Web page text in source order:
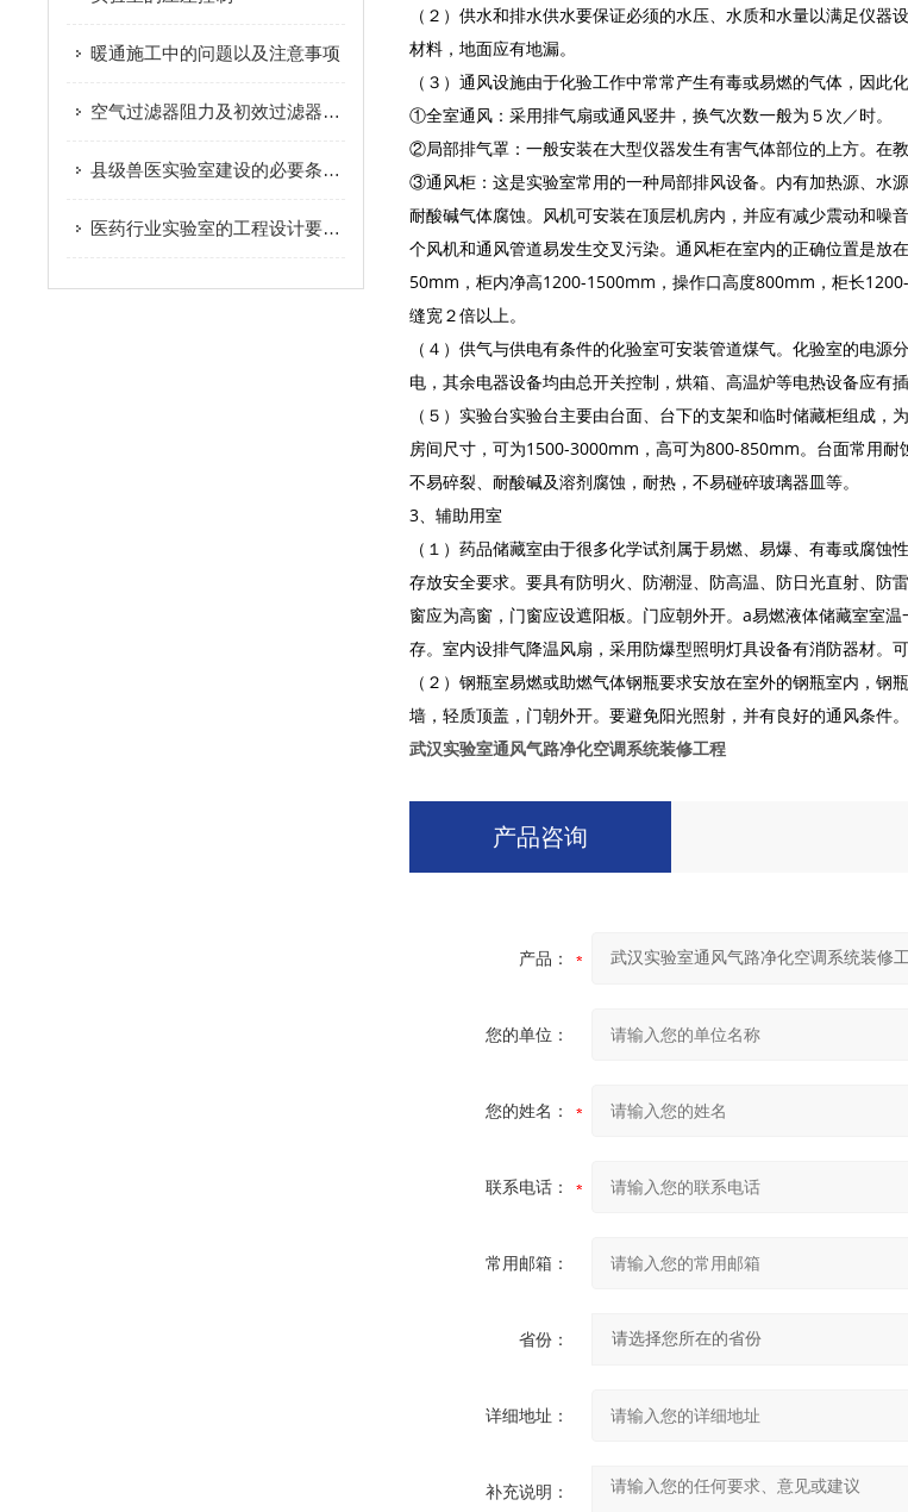
暖通施工中的问题以及注意事项
空气过滤器阻力及初效过滤器阻力
县级兽医实验室建设的必要条件操作
医药行业实验室的工程设计要点的归纳
（２）供水和排水供水要保证必须的水压、水质和水量以满足仪
材料，地面应有地漏。
（３）通风设施由于化验工作中常常产生有毒或易燃的气体，因此
①全室通风：采用排气扇或通风竖井，换气次数一般为５次／时。
②局部排气罩：一般安装在大型仪器发生有害气体部位的上方。在
③通风柜：这是实验室常用的一种局部排风设备。内有加热源、水
耐酸碱气体腐蚀。风机可安装在顶层机房内，并应有减少震动和
个风机和通风管道易发生交叉污染。通风柜在室内的正确位置是
50mm，柜内净高1200-1500mm，操作口高度800mm，柜长
缝宽２倍以上。
（４）供气与供电有条件的化验室可安装管道煤气。化验室的电
电，其余电器设备均由总开关控制，烘箱、高温炉等电热设备应有
（５）实验台实验台主要由台面、台下的支架和临时储藏柜组成
房间尺寸，可为1500-3000mm，高可为800-850mm。台面常用耐
不易碎裂、耐酸碱及溶剂腐蚀，耐热，不易碰碎玻璃器皿等。
3、辅助用室
（１）药品储藏室由于很多化学试剂属于易燃、易爆、有毒或腐
存放安全要求。要具有防明火、防潮湿、防高温、防日光直射、防
窗应为高窗，门窗应设遮阳板。门应朝外开。a易燃液体储藏室室
存。室内设排气降温风扇，采用防爆型照明灯具设备有消防器材。
（２）钢瓶室易燃或助燃气体钢瓶要求安放在室外的钢瓶室内，
墙，轻质顶盖，门朝外开。要避免阳光照射，并有良好的通风条件
武汉实验室通风气路净化空调系统装修工程
产品咨询
产品：
您的单位：
您的姓名：
联系电话：
常用邮箱：
省份：
详细地址：
补充说明：